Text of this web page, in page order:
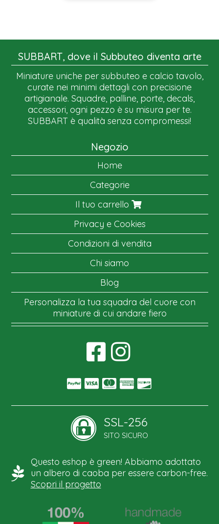
SUBBART, dove il Subbuteo diventa arte
Miniature uniche per subbuteo e calcio tavolo,
curate nei minimi dettagli con precisione
artigianale. Squadre, palline, porte, decals,
accessori, ogni pezzo è su misura per te.
SUBBART è qualità senza compromessi!
Negozio
Home
Categorie
Il tuo carrello
Privacy e Cookies
Condizioni di vendita
Chi siamo
Blog
Personalizza la tua squadra del cuore con
miniature di cui andare fiero
SSL-256
SITO SICURO
Questo eshop è green! Abbiamo adottato
un albero di caoba per essere carbon-free.
Scopri il progetto